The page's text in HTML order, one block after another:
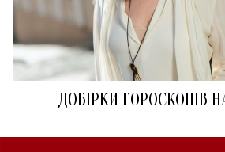
ДОБІРКИ ГОРОСКОПІВ